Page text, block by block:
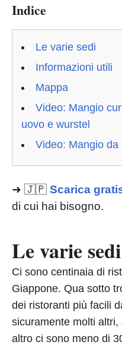
Indice
Le varie sedi
Informazioni utili
Mappa
Video: Mangio
uovo e wurstel
Video: Mangio da
➜ 🇯🇵 Scarica
di cui hai bisogno.
Le varie sedi
Ci sono centinaia di
Giappone. Qua sotto
dei ristoranti più facili
sicuramente molti
altro ci sono meno di